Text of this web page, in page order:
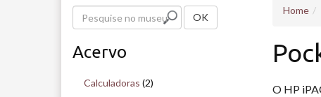
Home
O HP
s
OK
Acervo
Calculadoras (2)